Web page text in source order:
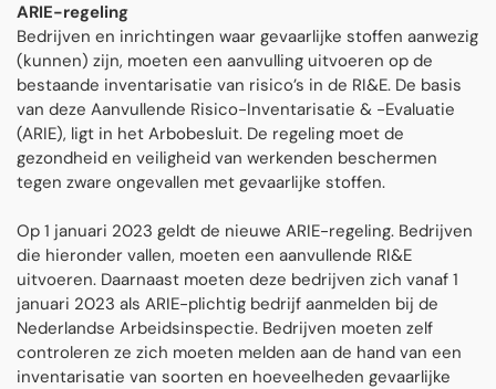
ARIE-regeling
Bedrijven en inrichtingen waar gevaarlijke stoffen aanwezig
(kunnen) zijn, moeten een aanvulling uitvoeren op de
bestaande inventarisatie van risico’s in de RI&E. De basis
van deze Aanvullende Risico-Inventarisatie & -Evaluatie
(ARIE), ligt in het Arbobesluit. De regeling moet de
gezondheid en veiligheid van werkenden beschermen
tegen zware ongevallen met gevaarlijke stoffen.
Op 1 januari 2023 geldt de nieuwe ARIE-regeling. Bedrijven
die hieronder vallen, moeten een aanvullende RI&E
uitvoeren. Daarnaast moeten deze bedrijven zich vanaf 1
januari 2023 als ARIE-plichtig bedrijf aanmelden bij de
Nederlandse Arbeidsinspectie. Bedrijven moeten zelf
controleren ze zich moeten melden aan de hand van een
inventarisatie van soorten en hoeveelheden gevaarlijke